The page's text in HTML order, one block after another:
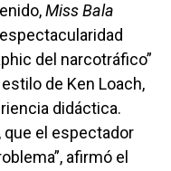
Miss Bala
del narcotráfico”
de Ken Loach,
didáctica.
que el espectador
afirmó el